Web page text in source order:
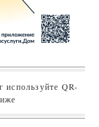
используйте QR-